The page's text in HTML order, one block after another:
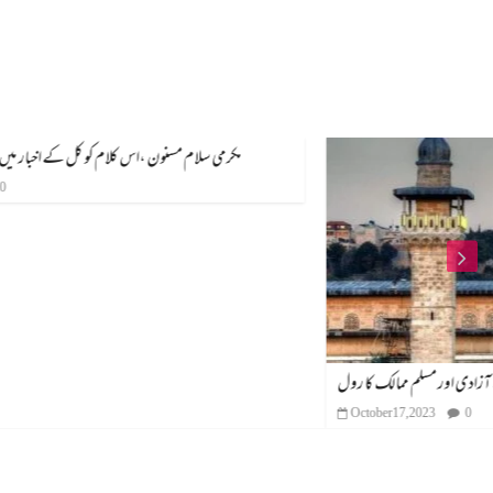
مکرمی سلام مسنون ،اس کلام کو کل کے اخبار میں شائع فرمائیں ،کرم ہوگا‎‎
فلسطین کی جنگ آزادی اور مسلم ممالک کا رول